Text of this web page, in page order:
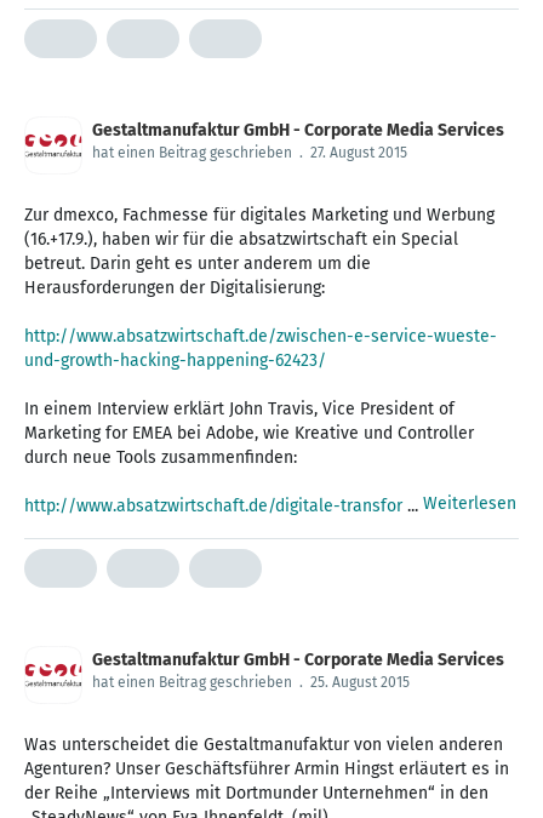
Gestaltmanufaktur GmbH - Corporate Media Services
hat einen Beitrag geschrieben . 27. August 2015
Zur dmexco, Fachmesse für digitales Marketing und Werbung
(16.+17.9.), haben wir für die absatzwirtschaft ein Special
betreut. Darin geht es unter anderem um die
Herausforderungen der Digitalisierung:
http://www.absatzwirtschaft.de/zwischen-e-service-wueste-
und-growth-hacking-happening-62423/
In einem Interview erklärt John Travis, Vice President of
Marketing for EMEA bei Adobe, wie Kreative und Controller
durch neue Tools zusammenfinden:
http://www.absatzwirtschaft.de/digitale-transfor... Weiterlesen
Gestaltmanufaktur GmbH - Corporate Media Services
hat einen Beitrag geschrieben . 25. August 2015
Was unterscheidet die Gestaltmanufaktur von vielen anderen
Agenturen? Unser Geschäftsführer Armin Hingst erläutert es in
der Reihe „Interviews mit Dortmunder Unternehmen“ in den